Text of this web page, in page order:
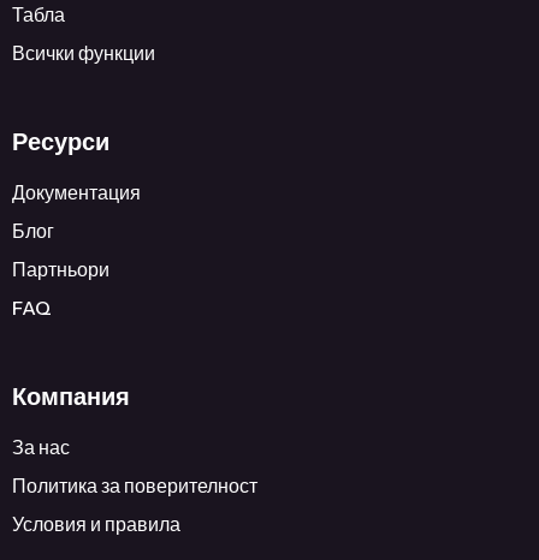
Табла
Всички функции
Ресурси
Документация
Блог
Партньори
FAQ
Компания
За нас
Политика за поверителност
Условия и правила